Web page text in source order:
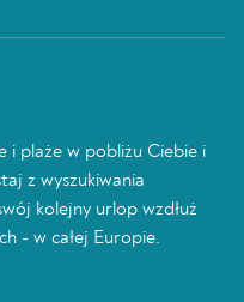
i plaże w pobliżu Ciebie i
z wyszukiwania
kolejny urlop wzdłuż
- w całej Europie.